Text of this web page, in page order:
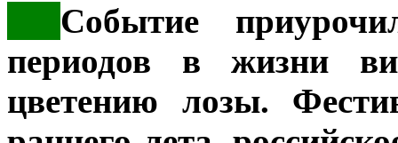
Событие
периодов в жизни
цветению лозы.